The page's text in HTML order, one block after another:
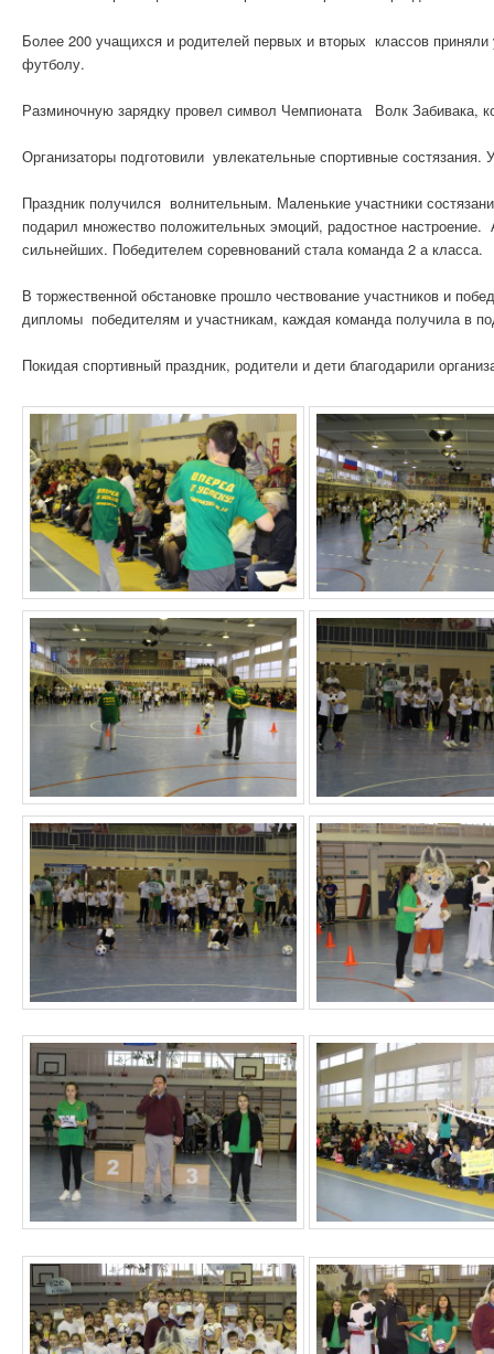
Более 200 учащихся и родителей первых и вторых классов
футболу.
Разминочную зарядку провел символ Чемпионата Волк Забивака,
Организаторы подготовили увлекательные спортивные
Праздник получился волнительным. Маленькие участники
подарил множество положительных эмоций, радостное
сильнейших. Победителем соревнований стала команда 2 а класса.
В торжественной обстановке прошло чествование участников и
дипломы победителям и участникам, каждая команда получила в
Покидая спортивный праздник, родители и дети благодарили